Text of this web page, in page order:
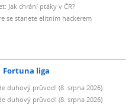
Jak chrání ptáky v ČR?
se stanete elitním hackerem
Fortuna liga
duhový průvod! (8. srpna 2026)
duhový průvod! (8. srpna 2026)